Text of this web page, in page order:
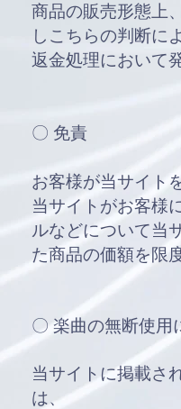
商品の販売形態上
しこちらの判断に
返金処理において
〇 免責
お客様が当サイト
当サイトがお客様
ルなどについて当
た商品の価額を限
〇 楽曲の無断使用
当サイトに掲載さ
は、